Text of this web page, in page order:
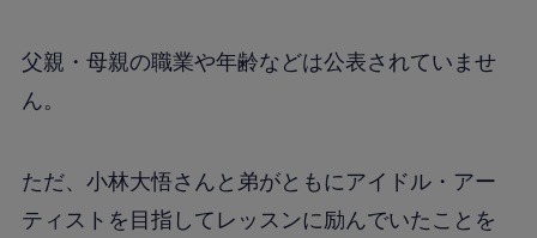
父親・母親の職業や年齢などは公表されていませ
ん。
ただ、小林大悟さんと弟がともにアイドル・アー
ティストを目指してレッスンに励んでいたことを